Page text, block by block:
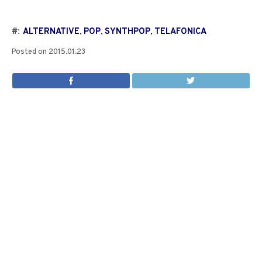
#: ALTERNATIVE, POP, SYNTHPOP, TELAFONICA
Posted on 2015.01.23